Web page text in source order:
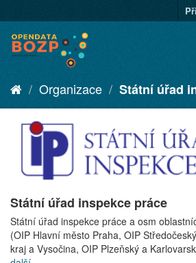
Organizace Státní úřad
Státní úřad inspekce práce
Státní úřad inspekce práce a osm
(OIP Hlavní město Praha, OIP
kraj a Vysočina, OIP Plzeňský a